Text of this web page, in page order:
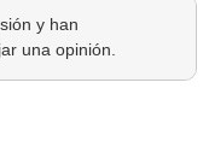
y han
una opinión.